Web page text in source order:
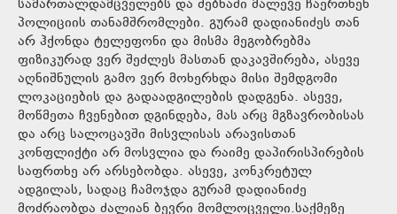
სამართალდამცველებს და ძებნაში მალევე ჩაერთნენ
პოლიციის თანამშრომლები. გურამ დადიანიძეს თან
არ ჰქონდა ტელეფონი და მისმა მეგობრებმა
ფიზიკურად ვერ შეძლეს მასთან დაკავშირება, ასევე
აღნიშნულის გამო ვერ მოხერხდა მისი შემდგომი
ლოკაციების და გადაადგილების დადგენა. ასევე,
მოწმეთა ჩვენებით დგინდება, მას არც მგზავრობისას
და არც სალოცავში მისვლისას არავისთან
კონფლიქტი არ მოსვლია და რაიმე დაპირისპირების
საფრთხე არ არსებობდა. ასევე, კონკრეტულ
ადგილას, სადაც ჩამოჯდა გურამ დადიანიძე
მოძრაობდა ძალიან ბევრი მომლოცველი.საქმეზე